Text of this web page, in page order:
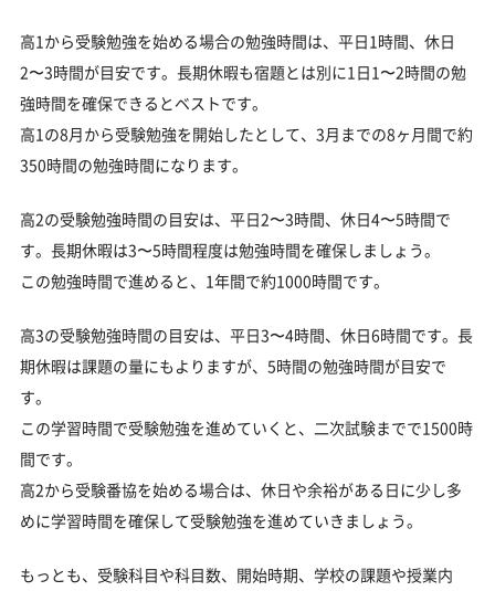
高1から受験勉強を始める場合の勉強時間は、平日1時間、休日
2〜3時間が目安です。長期休暇も宿題とは別に1日1〜2時間の勉
強時間を確保できるとベストです。
高1の8月から受験勉強を開始したとして、3月までの8ヶ月間で約
350時間の勉強時間になります。
高2の受験勉強時間の目安は、平日2〜3時間、休日4〜5時間で
す。長期休暇は3〜5時間程度は勉強時間を確保しましょう。
この勉強時間で進めると、1年間で約1000時間です。
高3の受験勉強時間の目安は、平日3〜4時間、休日6時間です。長
期休暇は課題の量にもよりますが、5時間の勉強時間が目安で
す。
この学習時間で受験勉強を進めていくと、二次試験までで1500時
間です。
高2から受験番協を始める場合は、休日や余裕がある日に少し多
めに学習時間を確保して受験勉強を進めていきましょう。
もっとも、受験科目や科目数、開始時期、学校の課題や授業内